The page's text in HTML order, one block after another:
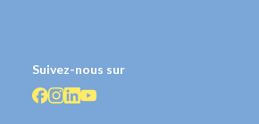
Suivez-nous sur